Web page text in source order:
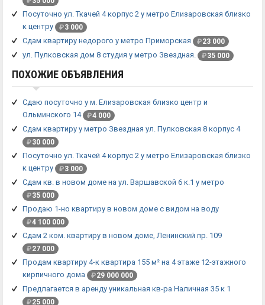
Посуточно ул. Ткачей 4 корпус 2 у метро Елизаровская близко
к центру
₽3 000
Сдам квартиру недорого у метро Приморская ₽23 000
ул. Пулковская дом 8 студия у метро Звездная. ₽35 000
ПОХОЖИЕ ОБЪЯВЛЕНИЯ
Сдаю посуточно у м. Елизаровская близко центр и
Ольминского 14
₽4 000
Сдам квартиру у метро Звездная ул. Пулковская 8 корпус 4
₽30 000
Посуточно ул. Ткачей 4 корпус 2 у метро Елизаровская близко
к центру
₽3 000
Сдам кв. в новом доме на ул. Варшавской 6 к.1 у метро
₽35 000
Продаю 1-но квартиру в новом доме с видом на воду
₽4 100 000
Сдам 2 ком. квартиру в новом доме, Ленинский пр. 109
₽27 000
Продам квартиру 4-к квартира 155 м² на 4 этаже 12-этажного
кирпичного дома
₽29 000 000
Предлагается в аренду уникальная кв-ра Наличная 35 к 1
₽25 000